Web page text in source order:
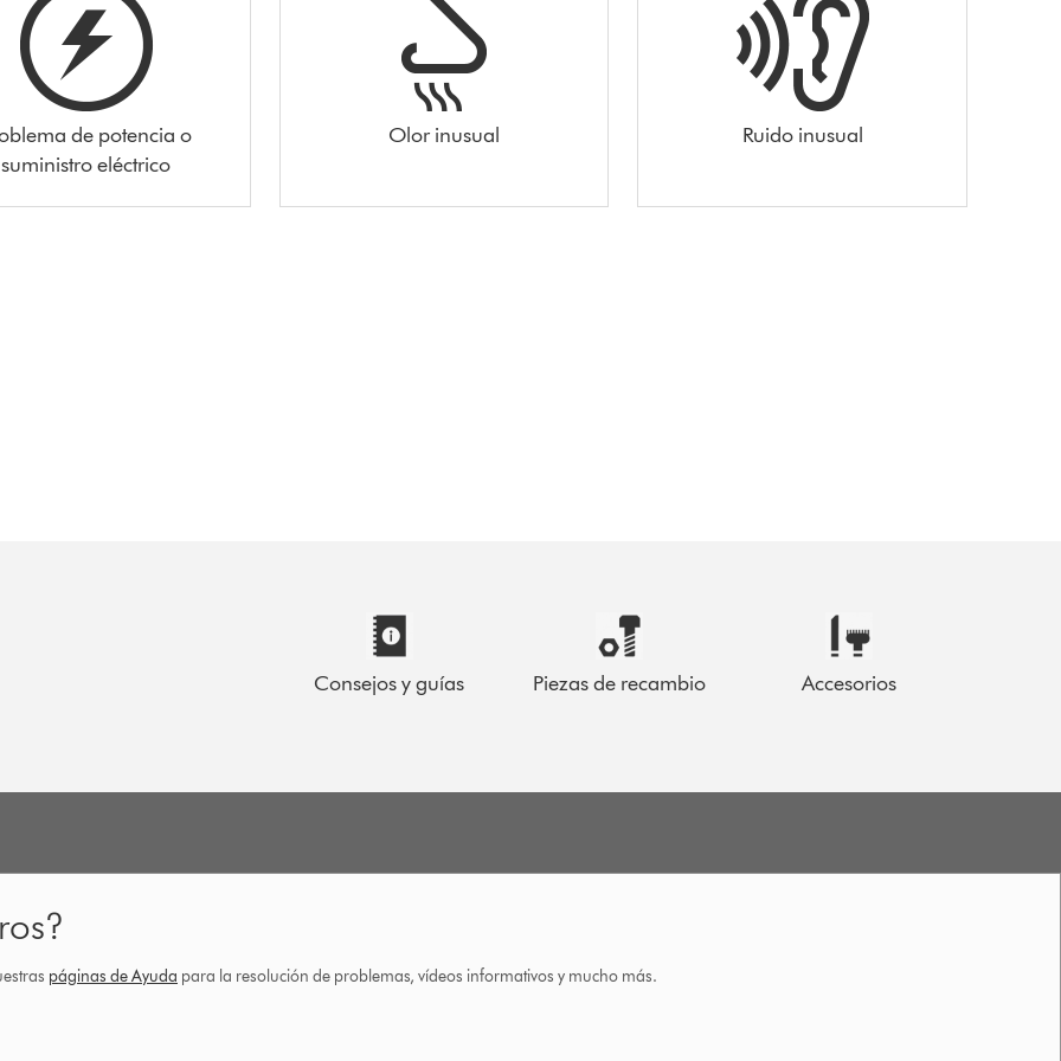
de potencia o
suministro eléctrico
Olor inusual Ruido inusual
Consejos y guías Piezas de recambio Accesorios
páginas de Ayuda para la resolución de problemas, vídeos informativos y mucho más.